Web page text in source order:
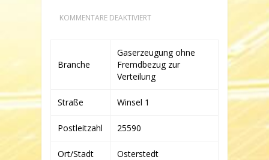
KOMMENTARE DEAKTIVIERTFÜR
Branche
Gaserzeugung ohne
Fremdbezug zur
Verteilung
Straße Winsel 1
Postleitzahl 25590
Ort/Stadt Osterstedt